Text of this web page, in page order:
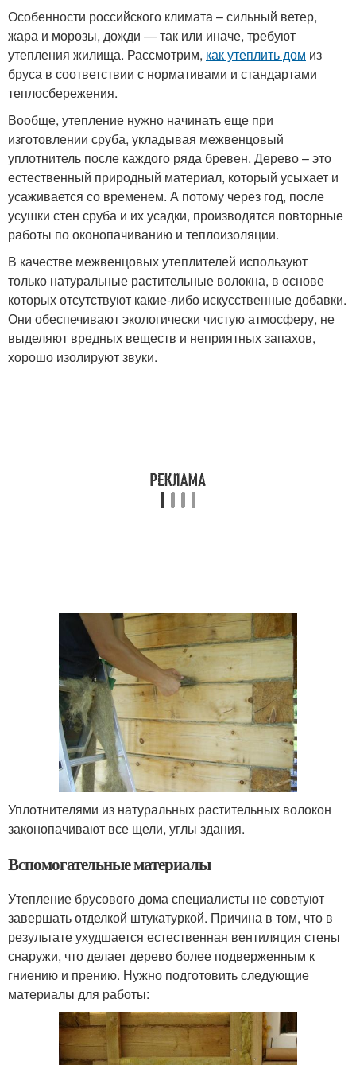
Особенности российского климата – сильный ветер,
жара и морозы, дожди — так или иначе, требуют
утепления жилища. Рассмотрим, как утеплить дом из
бруса в соответствии с нормативами и стандартами
теплосбережения.
Вообще, утепление нужно начинать еще при
изготовлении сруба, укладывая межвенцовый
уплотнитель после каждого ряда бревен. Дерево – это
естественный природный материал, который усыхает и
усаживается со временем. А потому через год, после
усушки стен сруба и их усадки, производятся повторные
работы по оконопачиванию и теплоизоляции.
В качестве межвенцовых утеплителей используют
только натуральные растительные волокна, в основе
которых отсутствуют какие-либо искусственные добавки.
Они обеспечивают экологически чистую атмосферу, не
выделяют вредных веществ и неприятных запахов,
хорошо изолируют звуки.
Уплотнителями из натуральных растительных волокон
законопачивают все щели, углы здания.
Вспомогательные материалы
Утепление брусового дома специалисты не советуют
завершать отделкой штукатуркой. Причина в том, что в
результате ухудшается естественная вентиляция стены
снаружи, что делает дерево более подверженным к
гниению и прению. Нужно подготовить следующие
материалы для работы: